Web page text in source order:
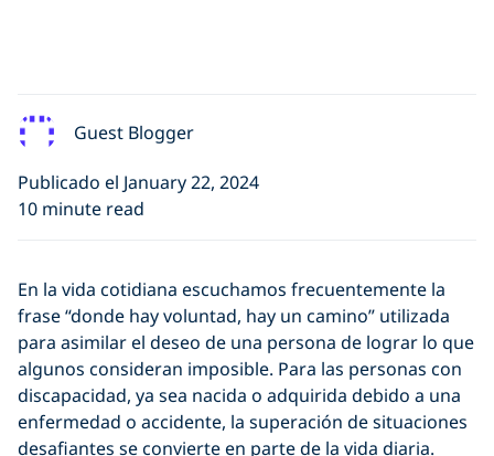
Guest Blogger
Publicado el January 22, 2024
10 minute read
En la vida cotidiana escuchamos frecuentemente la
frase “donde hay voluntad, hay un camino” utilizada
para asimilar el deseo de una persona de lograr lo que
algunos consideran imposible. Para las personas con
discapacidad, ya sea nacida o adquirida debido a una
enfermedad o accidente, la superación de situaciones
desafiantes se convierte en parte de la vida diaria.